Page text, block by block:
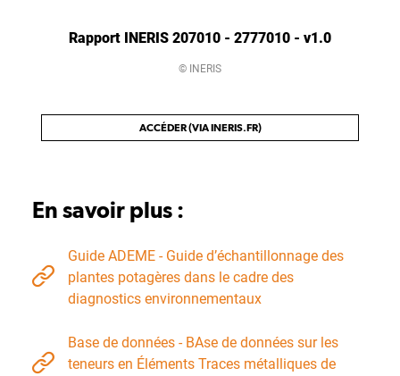
Rapport INERIS 207010 - 2777010 - v1.0
© INERIS
ACCÉDER (VIA INERIS.FR)
En savoir plus :
Guide ADEME - Guide d’échantillonnage des
plantes potagères dans le cadre des
diagnostics environnementaux
Base de données - BAse de données sur les
teneurs en Éléments Traces métalliques de